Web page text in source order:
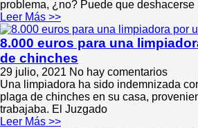
problema, ¿no? Puede que deshacerse
Leer Más >>
8.000 euros para una
de chinches
29 julio, 2021 No hay comentarios
Una limpiadora ha sido indemnizada
plaga de chinches en su casa,
trabajaba. El Juzgado
Leer Más >>